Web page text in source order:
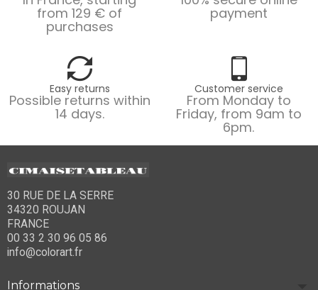
from 129 € of
purchases
payment
Easy returns
Possible returns within
14 days.
Customer service
From Monday to
Friday, from 9am to
6pm.
30 RUE DE LA SERRE
34320 ROUJAN
FRANCE
00 33 2 30 96 05 86
info@colorart.fr
Informations